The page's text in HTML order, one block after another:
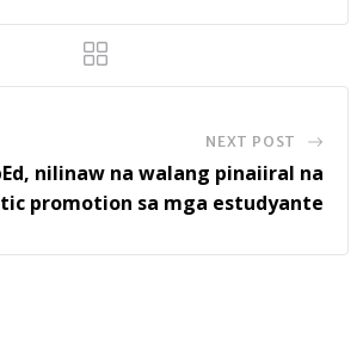
NEXT POST
nilinaw na walang pinaiiral na
promotion sa mga estudyante